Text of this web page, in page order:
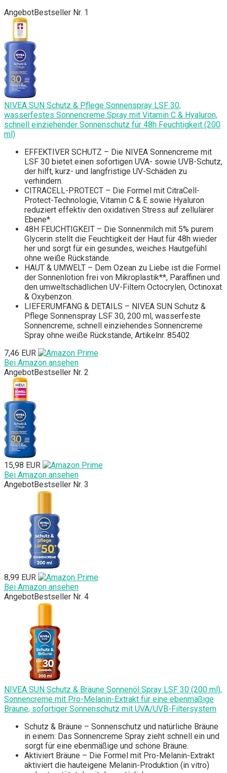
AngebotBestseller Nr. 1
NIVEA SUN Schutz & Pflege Sonnenspray LSF 30,
wasserfestes Sonnencreme Spray mit Vitamin C & Hyaluron,
schnell einziehender Sonnenschutz für 48h Feuchtigkeit (200
ml)
EFFEKTIVER SCHUTZ – Die NIVEA Sonnencreme mit
LSF 30 bietet einen sofortigen UVA- sowie UVB-Schutz,
der hilft, kurz- und langfristige UV-Schäden zu
verhindern.
CITRACELL-PROTECT – Die Formel mit CitraCell-
Protect-Technologie, Vitamin C & E sowie Hyaluron
reduziert effektiv den oxidativen Stress auf zellulärer
Ebene*.
48H FEUCHTIGKEIT – Die Sonnenmilch mit 5% purem
Glycerin stellt die Feuchtigkeit der Haut für 48h wieder
her und sorgt für ein gesundes, weiches Hautgefühl
ohne weiße Rückstände.
HAUT & UMWELT – Dem Ozean zu Liebe ist die Formel
der Sonnenlotion frei von Mikroplastik**, Paraffinen und
den umweltschädlichen UV-Filtern Octocrylen, Octinoxat
& Oxybenzon.
LIEFERUMFANG & DETAILS – NIVEA SUN Schutz &
Pflege Sonnenspray LSF 30, 200 ml, wasserfeste
Sonnencreme, schnell einziehendes Sonnencreme
Spray ohne weiße Rückstände, Artikelnr. 85402
7,46 EUR
Bei Amazon ansehen
AngebotBestseller Nr. 2
15,98 EUR
Bei Amazon ansehen
AngebotBestseller Nr. 3
8,99 EUR
Bei Amazon ansehen
AngebotBestseller Nr. 4
NIVEA SUN Schutz & Bräune Sonnenöl Spray LSF 30 (200 ml),
Sonnencreme mit Pro-Melanin-Extrakt für eine ebenmäßige
Bräune, sofortiger Sonnenschutz mit UVA/UVB-Filtersystem
Schutz & Bräune – Sonnenschutz und natürliche Bräune
in einem: Das Sonnencreme Spray zieht schnell ein und
sorgt für eine ebenmäßige und schöne Bräune.
Aktiviert Bräune – Die Formel mit Pro-Melanin-Extrakt
aktiviert die hauteigene Melanin-Produktion (in vitro)